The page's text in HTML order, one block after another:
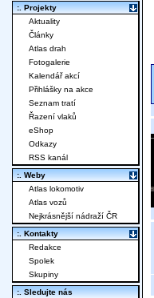
:. Projekty
Aktuality
Články
Atlas drah
Fotogalerie
Kalendář akcí
Přihlášky na akce
Seznam tratí
Řazení vlaků
eShop
Odkazy
RSS kanál
:. Weby
Atlas lokomotiv
Atlas vozů
Nejkrásnější nádraží ČR
:. Kontakty
Redakce
Spolek
Skupiny
:. Sledujte nás